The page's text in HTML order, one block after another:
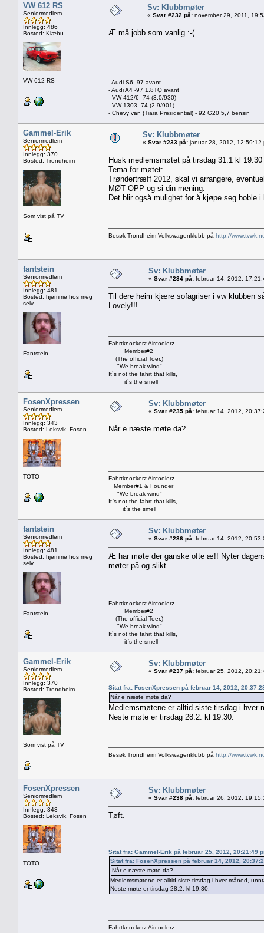
VW 612 RS
Seniormedlem
Innlegg: 486
Bosted: Klæbu
VW 612 RS
Sv: Klubbmøter
« Svar #232 på: november 29, 2011,
Æ må jobb som vanlig :-(
- Audi S6 -97 avant
- Audi A4 -97 1.8TQ avant
- VW 412/6 -74 (3,0/930)
- VW 1303 -74 (2,9/901)
- Chevy van (Tiara Presidential) - 92 G20 5,7 bensin
Gammel-Erik
Seniormedlem
Innlegg: 370
Bosted: Trondheim
Som vist på TV
Sv: Klubbmøter
« Svar #233 på: januar 28, 2012, 12:59:12
Husk medlemsmøtet på tirsdag 31.1 kl
Tema for møtet:
Trøndertræff 2012, skal vi arrangere,
MØT OPP og si din mening.
Det blir også mulighet for å kjøpe seg boble
Besøk Trondheim Volkswagenklubb på http://
fantstein
Seniormedlem
Innlegg: 481
Bosted: hjemme hos meg
selv
Fantstein
Sv: Klubbmøter
« Svar #234 på: februar 14, 2012,
Til dere heim kjære sofagriser i vw klubben
Lovely!!!
Fahrtknockerz Aircoolerz
Member#2
(The official Toer.)
"We break wind"
It`s not the fahrt that kills,
it`s the smell
FosenXpressen
Seniormedlem
Innlegg: 343
Bosted: Leksvik, Fosen
TOTO
Sv: Klubbmøter
« Svar #235 på: februar 14, 2012,
Når e næste møte da?
Fahrtknockerz Aircoolerz
Member#1 & Founder
"We break wind"
It`s not the fahrt that kills,
it`s the smell
fantstein
Seniormedlem
Innlegg: 481
Bosted: hjemme hos meg
selv
Fantstein
Sv: Klubbmøter
« Svar #236 på: februar 14, 2012,
Æ har møte der ganske ofte æ!! Nyter
møter på og slikt.
Fahrtknockerz Aircoolerz
Member#2
(The official Toer.)
"We break wind"
It`s not the fahrt that kills,
it`s the smell
Gammel-Erik
Seniormedlem
Innlegg: 370
Bosted: Trondheim
Som vist på TV
Sv: Klubbmøter
« Svar #237 på: februar 25, 2012,
Sitat fra: FosenXpressen på februar 14, 2012,
Når e næste møte da?
Medlemsmøtene er alltid siste tirsdag i hver
Neste møte er tirsdag 28.2. kl 19.30.
Besøk Trondheim Volkswagenklubb på http://
FosenXpressen
Seniormedlem
Innlegg: 343
Bosted: Leksvik, Fosen
TOTO
Sv: Klubbmøter
« Svar #238 på: februar 26, 2012,
Tøft.
Sitat fra: Gammel-Erik på februar 25, 2012, 20:21:49
Sitat fra: FosenXpressen på februar 14, 2012,
Når e næste møte da?
Medlemsmøtene er alltid siste tirsdag i hver måned,
Neste møte er tirsdag 28.2. kl 19.30.
Fahrtknockerz Aircoolerz